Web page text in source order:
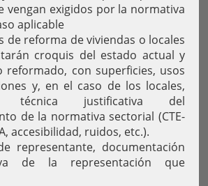
vengan exigidos por la normativa
aplicable
de reforma de viviendas o locales
croquis del estado actual y
reformado, con superficies, usos
y, en el caso de los locales,
técnica justificativa del
de la normativa sectorial (CTE-
accesibilidad, ruidos, etc.).
representante, documentación
de la representación que